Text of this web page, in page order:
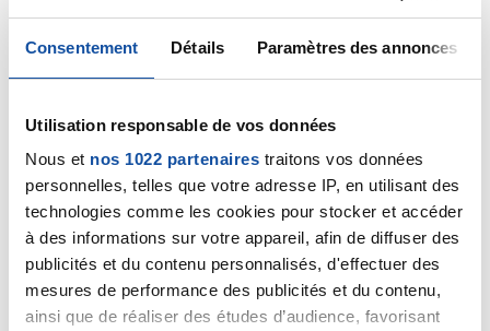
Consentement Détails Paramètres des annonces
Utilisation responsable de vos données
Nous et nos 1022 partenaires traitons vos données
personnelles, telles que votre adresse IP, en utilisant des
technologies comme les cookies pour stocker et accéder
à des informations sur votre appareil, afin de diffuser des
publicités et du contenu personnalisés, d'effectuer des
mesures de performance des publicités et du contenu,
ainsi que de réaliser des études d’audience, favorisant
Votre témoignage est très émouvant car on
Si les médecins ne vous disent pas grand chose, c'est
sans doute parce qu'ils ne peuvent pas prévoir
précisément comment la maladie va évoluer. Et en fin
de compte, c'est quand la maladie est devenue
incontrôlable qu'une échéance peut être donnée.
Actuellement, les médecins se battent encore pour
contrôler la maladie, il faut donc garder l'espoir de